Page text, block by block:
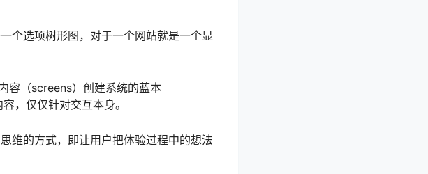
个选项树形图，对于一个网站就是一个显
容（screens）创建系统的蓝本
，仅仅针对交互本身。
维的方式，即让用户把体验过程中的想法